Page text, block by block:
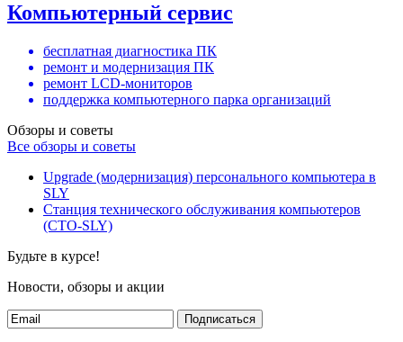
Компьютерный сервис
бесплатная диагностика ПК
ремонт и модернизация ПК
ремонт LCD-мониторов
поддержка компьютерного парка организаций
Обзоры и советы
Все обзоры и советы
Upgrade (модернизация) персонального компьютера в
SLY
Станция технического обслуживания компьютеров
(СТО-SLY)
Будьте в курсе!
Новости, обзоры и акции
Подписаться